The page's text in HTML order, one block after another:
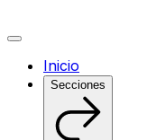
Inicio
Secciones